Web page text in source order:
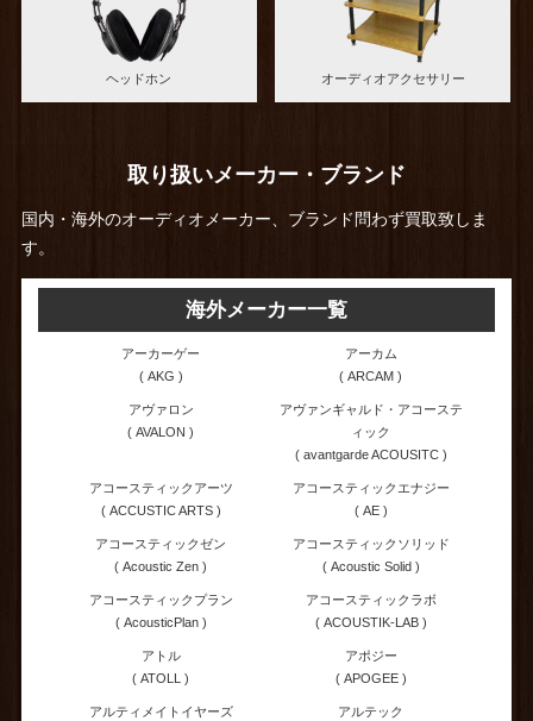
ヘッドホン オーディオアクセサリー
取り扱いメーカー・ブランド
国内・海外のオーディオメーカー、ブランド問わず買取致しま
す。
海外メーカー一覧
アーカーゲー
( AKG )
アーカム
( ARCAM )
アヴァロン
( AVALON )
アヴァンギャルド・アコーステ
ィック
( avantgarde ACOUSITC )
アコースティックアーツ
( ACCUSTIC ARTS )
アコースティックエナジー
( AE )
アコースティックゼン
( Acoustic Zen )
アコースティックソリッド
( Acoustic Solid )
アコースティックプラン
( AcousticPlan )
アコースティックラボ
( ACOUSTIK-LAB )
アトル
( ATOLL )
アポジー
( APOGEE )
アルティメイトイヤーズ
アルテック